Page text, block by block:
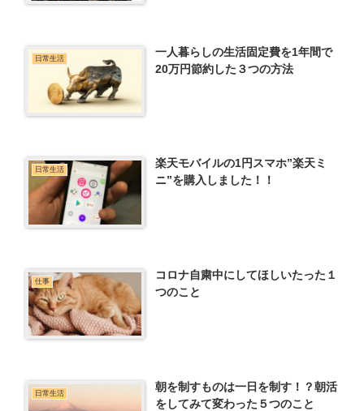
日常生活
一人暮らしの生活固定費を1年間で
20万円節約した３つの方法
日常生活
楽天モバイルの1円スマホ”楽天ミ
ニ”を購入しました！！
仕事
コロナ自粛中にしてほしいたった１
つのこと
日常生活
朝を制すものは一日を制す！？朝活
をしてみて変わった５つのこと